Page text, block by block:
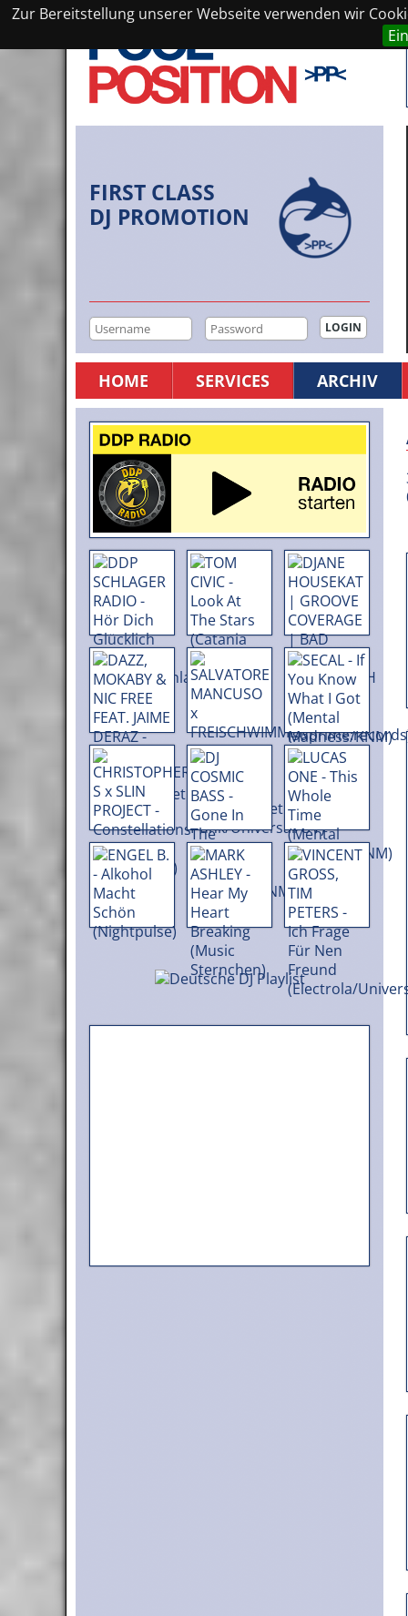
Zur Bereitstellung unserer Webseite verwenden wir
FIRST CLASS
DJ PROMOTION
HOME SERVICES ARCHIV